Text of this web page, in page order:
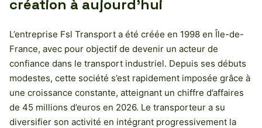
création à aujourd’hui
L’entreprise Fsl Transport a été créée en 1998 en Île-de-
France, avec pour objectif de devenir un acteur de
confiance dans le transport industriel. Depuis ses débuts
modestes, cette société s’est rapidement imposée grâce à
une croissance constante, atteignant un chiffre d’affaires
de 45 millions d’euros en 2026. Le transporteur a su
diversifier son activité en intégrant progressivement la